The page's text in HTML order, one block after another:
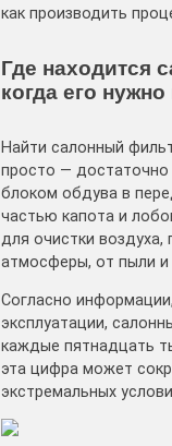
как производить
Где находится
когда его
Найти салонный
просто — достаточно
блоком обдува в
частью капота и
для очистки
атмосферы, от пыли и
Согласно
эксплуатации,
каждые пятнадцать
эта цифра может
экстремальных